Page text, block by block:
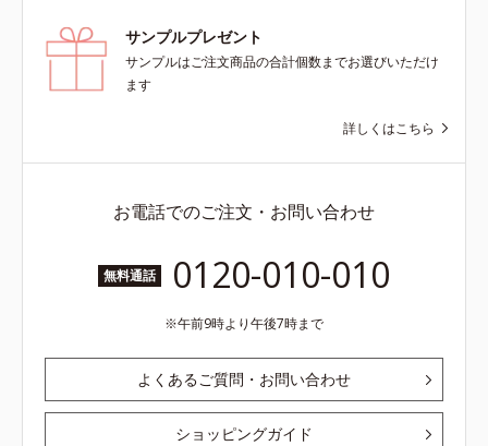
サンプルプレゼント
サンプルはご注文商品の合計個数までお選びいただけ
ます
詳しくはこちら
お電話でのご注文・お問い合わせ
無料通話 0120-010-010
午前9時より午後7時まで
よくあるご質問・お問い合わせ
ショッピングガイド